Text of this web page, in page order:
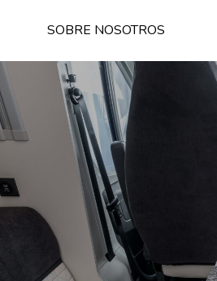
SOBRE NOSOTROS